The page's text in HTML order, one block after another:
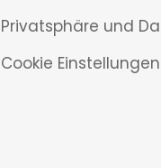
Privatsphäre und
Cookie Einstellungen